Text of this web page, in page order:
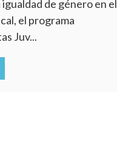
de género en el
el programa
Juv...